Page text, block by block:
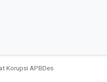
Korupsi APBDes